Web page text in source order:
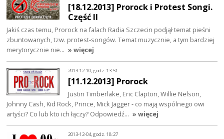
[18.12.2013] Prorock i Protest Songi.
Część II
Jakiś czas temu, Prorock na falach Radia Szczecin podjął temat pieśni
zbuntowanych, tzw. protest-songów. Temat muzycznie, a tym bardziej
merytorycznie nie… » więcej
2013-12-10, godz. 13:51
[11.12.2013] Prorock
Justin Timberlake, Eric Clapton, Willie Nelson,
Johnny Cash, Kid Rock, Prince, Mick Jagger - co mają wspólnego owi
artyści? Co lub kto ich łączy? Odpowiedź… » więcej
2013-12-04, godz. 18:27